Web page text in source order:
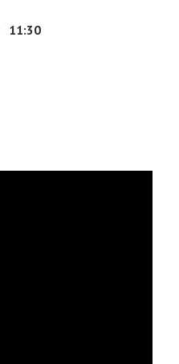
11:30